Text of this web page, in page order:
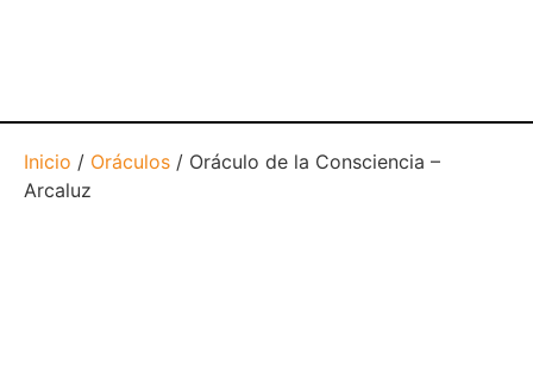
Inicio / Oráculos / Oráculo de la Consciencia –
Arcaluz